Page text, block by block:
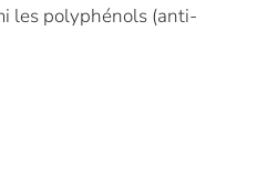
les polyphénols (anti-